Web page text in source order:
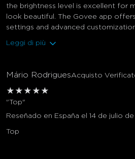
the brightness level is excellent for
look beautiful. The Govee app
settings and advanced
Leggi di più
Mário RodriguesAcquisto
★ ★ ★ ★ ★
"Top"
Reseñado en España el 14 de julio
Top